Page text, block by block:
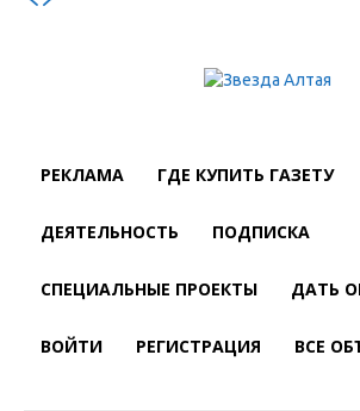
РЕКЛАМА ГДЕ КУПИТЬ ГАЗЕТУ
ДЕЯТЕЛЬНОСТЬ ПОДПИСКА
СПЕЦИАЛЬНЫЕ ПРОЕКТЫ ДАТЬ
ВОЙТИ РЕГИСТРАЦИЯ ВСЕ